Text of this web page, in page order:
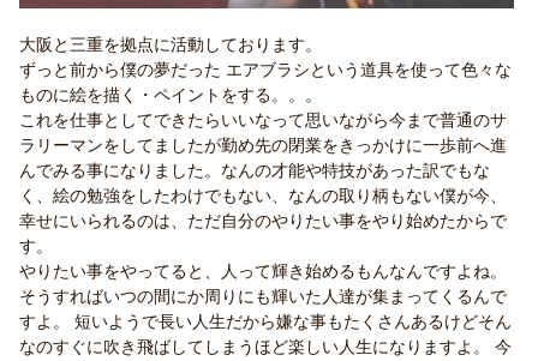
大阪と三重を拠点に活動しております。
ずっと前から僕の夢だった エアブラシという道具を使って色々な
ものに絵を描く・ペイントをする。。。
これを仕事としてできたらいいなって思いながら今まで普通のサ
ラリーマンをしてましたが勤め先の閉業をきっかけに一歩前へ進
んでみる事になりました。なんの才能や特技があった訳でもな
く、絵の勉強をしたわけでもない、なんの取り柄もない僕が今、
幸せにいられるのは、ただ自分のやりたい事をやり始めたからで
す。
やりたい事をやってると、人って輝き始めるもんなんですよね。
そうすればいつの間にか周りにも輝いた人達が集まってくるんで
すよ。 短いようで長い人生だから嫌な事もたくさんあるけどそん
なのすぐに吹き飛ばしてしまうほど楽しい人生になりますよ。 今